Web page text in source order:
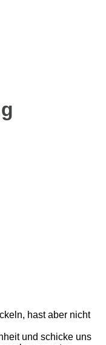
hast aber nicht
und schicke uns